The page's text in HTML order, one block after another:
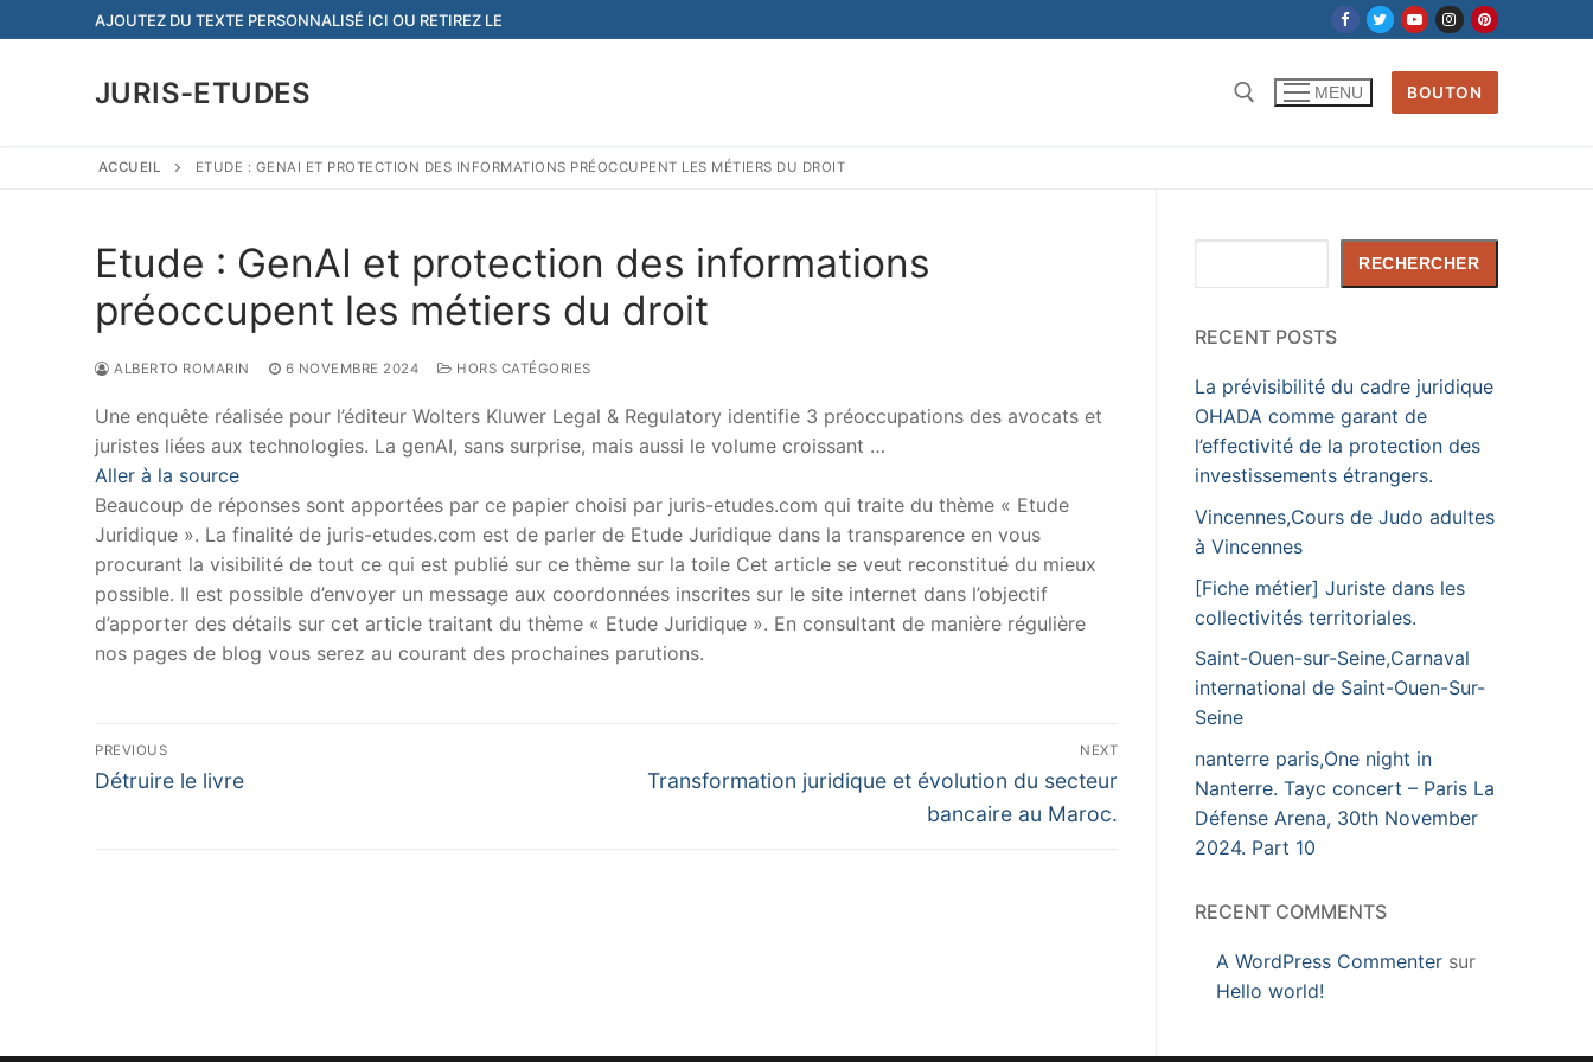
au
AJOUTEZ DU TEXTE PERSONNALISÉ ICI OU RETIREZ LE
JURIS-ETUDES MENU BOUTON
ACCUEIL ETUDE : GENAI ET PROTECTION DES INFORMATIONS PRÉOCCUPENT LES MÉTIERS DU DROIT
Etude : GenAI et protection des informations
préoccupent les métiers du droit
ALBERTO ROMARIN 6 NOVEMBRE 2024 HORS CATÉGORIES
Une enquête réalisée pour l’éditeur Wolters Kluwer Legal & Regulatory identifie 3 préoccupations des avocats et
juristes liées aux technologies. La genAI, sans surprise, mais aussi le volume croissant …
Aller à la source
Beaucoup de réponses sont apportées par ce papier choisi par juris-etudes.com qui traite du thème « Etude
Juridique ». La finalité de juris-etudes.com est de parler de Etude Juridique dans la transparence en vous
procurant la visibilité de tout ce qui est publié sur ce thème sur la toile Cet article se veut reconstitué du mieux
possible. Il est possible d’envoyer un message aux coordonnées inscrites sur le site internet dans l’objectif
d’apporter des détails sur cet article traitant du thème « Etude Juridique ». En consultant de manière régulière
nos pages de blog vous serez au courant des prochaines parutions.
Navigation
de
PREVIOUS
Previous
Détruire le livre
NEXT
Next
Transformation juridique et évolution du secteur
bancaire au Maroc.
RECHERCHER
RECENT POSTS
La prévisibilité du cadre juridique
OHADA comme garant de
l’effectivité de la protection des
investissements étrangers.
Vincennes,Cours de Judo adultes
à Vincennes
[Fiche métier] Juriste dans les
collectivités territoriales.
Saint-Ouen-sur-Seine,Carnaval
international de Saint-Ouen-Sur-
Seine
nanterre paris,One night in
Nanterre. Tayc concert – Paris La
Défense Arena, 30th November
2024. Part 10
RECENT COMMENTS
A WordPress Commenter sur
Hello world!